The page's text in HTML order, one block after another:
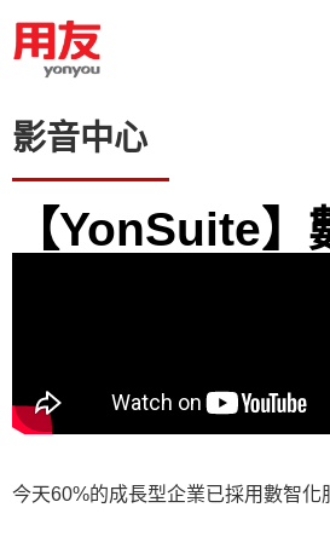
影音中心
【YonSuite
今天60%的成長型企業已採用數智